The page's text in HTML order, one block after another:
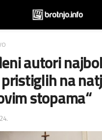
autori
na
stopama“